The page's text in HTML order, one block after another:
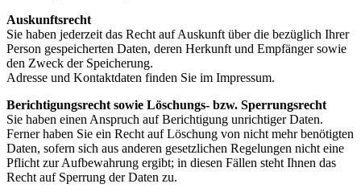
Auskunftsrecht
Sie haben jederzeit das Recht auf Auskunft über die bezüglich Ihrer
Person gespeicherten Daten, deren Herkunft und Empfänger sowie
den Zweck der Speicherung.
Adresse und Kontaktdaten finden Sie im Impressum.
Berichtigungsrecht sowie Löschungs- bzw. Sperrungsrecht
Sie haben einen Anspruch auf Berichtigung unrichtiger Daten.
Ferner haben Sie ein Recht auf Löschung von nicht mehr benötigten
Daten, sofern sich aus anderen gesetzlichen Regelungen nicht eine
Pflicht zur Aufbewahrung ergibt; in diesen Fällen steht Ihnen das
Recht auf Sperrung der Daten zu.